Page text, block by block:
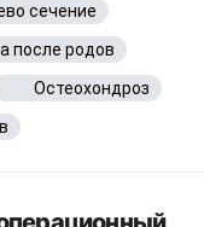
сечение
после родов
Остеохондроз